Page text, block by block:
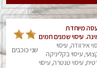
מיוחדת
עיסוי שמנים חמים
אירוודה, עיסוי
עיסוי בקליניקה
עיסוי טנטרה, עיסוי
שני כוכבים